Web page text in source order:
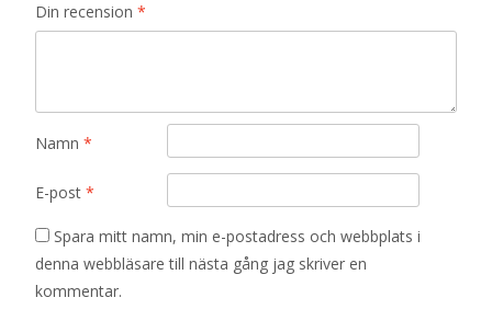
Din recension *
Namn *
E-post *
Spara mitt namn, min e-postadress och webbplats i
denna webbläsare till nästa gång jag skriver en
kommentar.